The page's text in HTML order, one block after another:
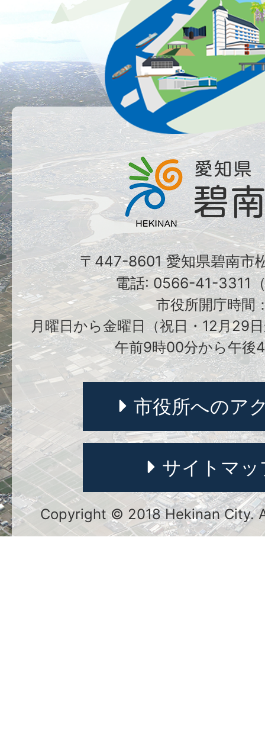
〒447-8601 愛知県碧南市
電話: 0566-41-3311
市役所開庁時間
月曜日から金曜日（祝日・12月29
午前9時00分から午後
市役所へのア
サイトマッ
Copyright © 2018 Hekinan City.